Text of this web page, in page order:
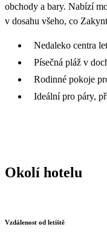
obchody a bary. Nabízí
v dosahu všeho, co
Nedaleko centra
Písečná pláž v
Rodinné pokoje
Ideální pro páry,
Okolí hotelu
Vzdálenost od letiště